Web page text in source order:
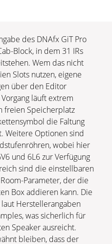
des DNAfx GiT Pro
Block, in dem 31 IRs
Wem das nicht
Slots nutzen, eigene
über den Editor
läuft extrem
freien Speicherplatz
die Faltung
Weitere Optionen sind
wobei hier
und 6L6 zur Verfügung
sind die einstellbaren
Parameter, der die
Box addieren kann. Die
Herstellerangaben
was sicherlich für
Speaker ausreicht.
bleiben, dass der